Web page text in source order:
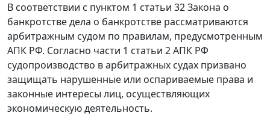
В соответствии с пунктом 1 статьи 32 Закона о
банкротстве дела о банкротстве рассматриваются
арбитражным судом по правилам, предусмотренным
АПК РФ. Согласно части 1 статьи 2 АПК РФ
судопроизводство в арбитражных судах призвано
защищать нарушенные или оспариваемые права и
законные интересы лиц, осуществляющих
экономическую деятельность.